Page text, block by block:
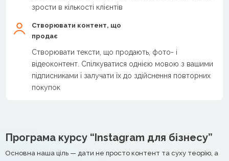
зрости в кількості клієнтів
Створювати контент, що
продає
Створювати тексти, що продають, фото- і
відеоконтент. Спілкуватися однією мовою з вашими
підписниками і залучати їх до здійснення повторних
покупок
Програма курсу “Instagram для бізнесу”
Основна наша ціль — дати не просто контент та суху теорію, а